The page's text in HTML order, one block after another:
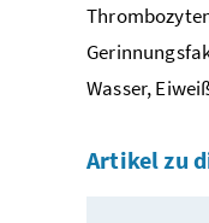
Wasser,
Artikel zu